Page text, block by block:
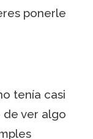
ponerle
tenía casi
de ver algo